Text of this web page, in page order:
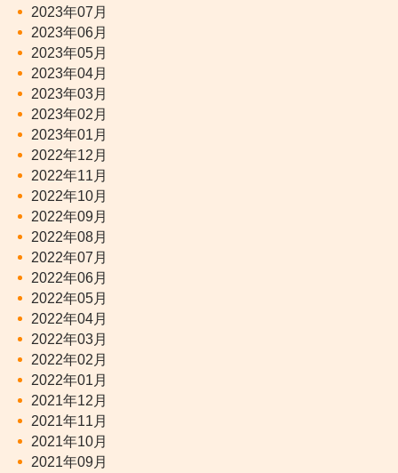
2023年07月
2023年06月
2023年05月
2023年04月
2023年03月
2023年02月
2023年01月
2022年12月
2022年11月
2022年10月
2022年09月
2022年08月
2022年07月
2022年06月
2022年05月
2022年04月
2022年03月
2022年02月
2022年01月
2021年12月
2021年11月
2021年10月
2021年09月